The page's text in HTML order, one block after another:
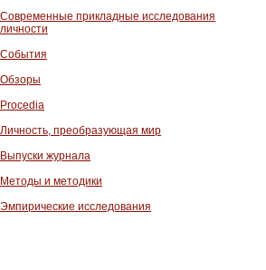
Современные прикладные исследования
личности
События
Обзоры
Procedia
Личность, преобразующая мир
Выпуски журнала
Методы и методики
Эмпирические исследования